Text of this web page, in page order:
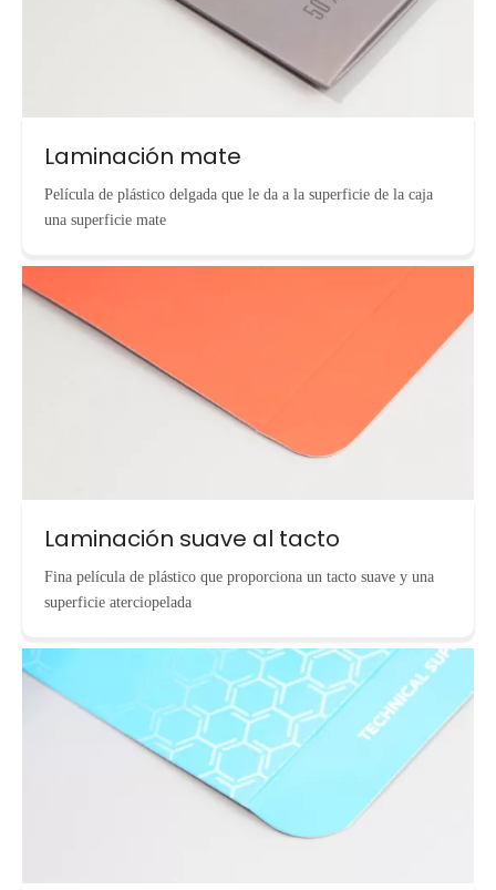
Laminación mate
Película de plástico delgada que le da a la superficie de la caja
una superficie mate
Laminación suave al tacto
Fina película de plástico que proporciona un tacto suave y una
superficie aterciopelada